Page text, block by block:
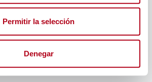
Permitir la selección
Denegar